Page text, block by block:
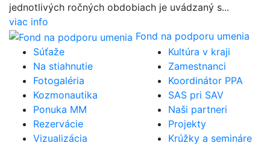
jednotlivých ročných obdobiach je uvádzaný s...
viac info
Fond na podporu umenia
Súťaže
Na stiahnutie
Fotogaléria
Kozmonautika
Ponuka MM
Rezervácie
Vizualizácia
Kultúra v kraji
Zamestnanci
Koordinátor PPA
SAS pri SAV
Naši partneri
Projekty
Krúžky a semináre